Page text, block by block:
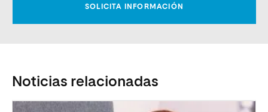
Noticias relacionadas